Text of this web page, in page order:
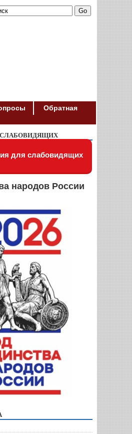
Обратная
для слабовидящих
народов России